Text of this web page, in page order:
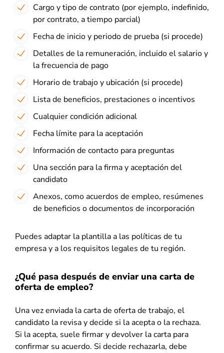
Cargo y tipo de contrato (por ejemplo, indefinido,
por contrato, a tiempo parcial)
Fecha de inicio y periodo de prueba (si procede)
Detalles de la remuneración, incluido el salario y
la frecuencia de pago
Horario de trabajo y ubicación (si procede)
Lista de beneficios, prestaciones o incentivos
Cualquier condición adicional
Fecha límite para la aceptación
Información de contacto para preguntas
Una sección para la firma y aceptación del
candidato
Anexos, como acuerdos de empleo, resúmenes
de beneficios o documentos de incorporación
Puedes adaptar la plantilla a las políticas de tu
empresa y a los requisitos legales de tu región.
¿Qué pasa después de enviar una carta de
oferta de empleo?
Una vez enviada la carta de oferta de trabajo, el
candidato la revisa y decide si la acepta o la rechaza.
Si la acepta, suele firmar y devolver la carta para
confirmar su acuerdo. Si decide rechazarla, debe